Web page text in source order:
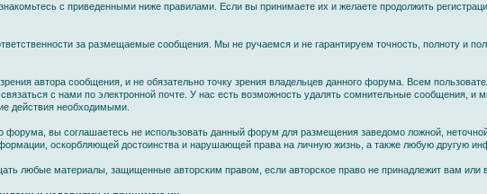
с приведенными ниже правилами. Если вы принимаете их и желаете продолжить
за размещаемые сообщения. Мы не ручаемся и не гарантируем точность, полноту и
автора сообщения, и не обязательно точку зрения владельцев данного форума. Всем
с нами по электронной почте. У нас есть возможность удалять сомнительные сообщения,
действия необходимыми.
форума, вы соглашаетесь не использовать данный форум для размещения заведомо ложной,
оскорбляющей достоинства и нарушающей права на личную жизнь, а также любую другую
любые материалы, защищенные авторским правом, если авторское право не принадлежит вам или